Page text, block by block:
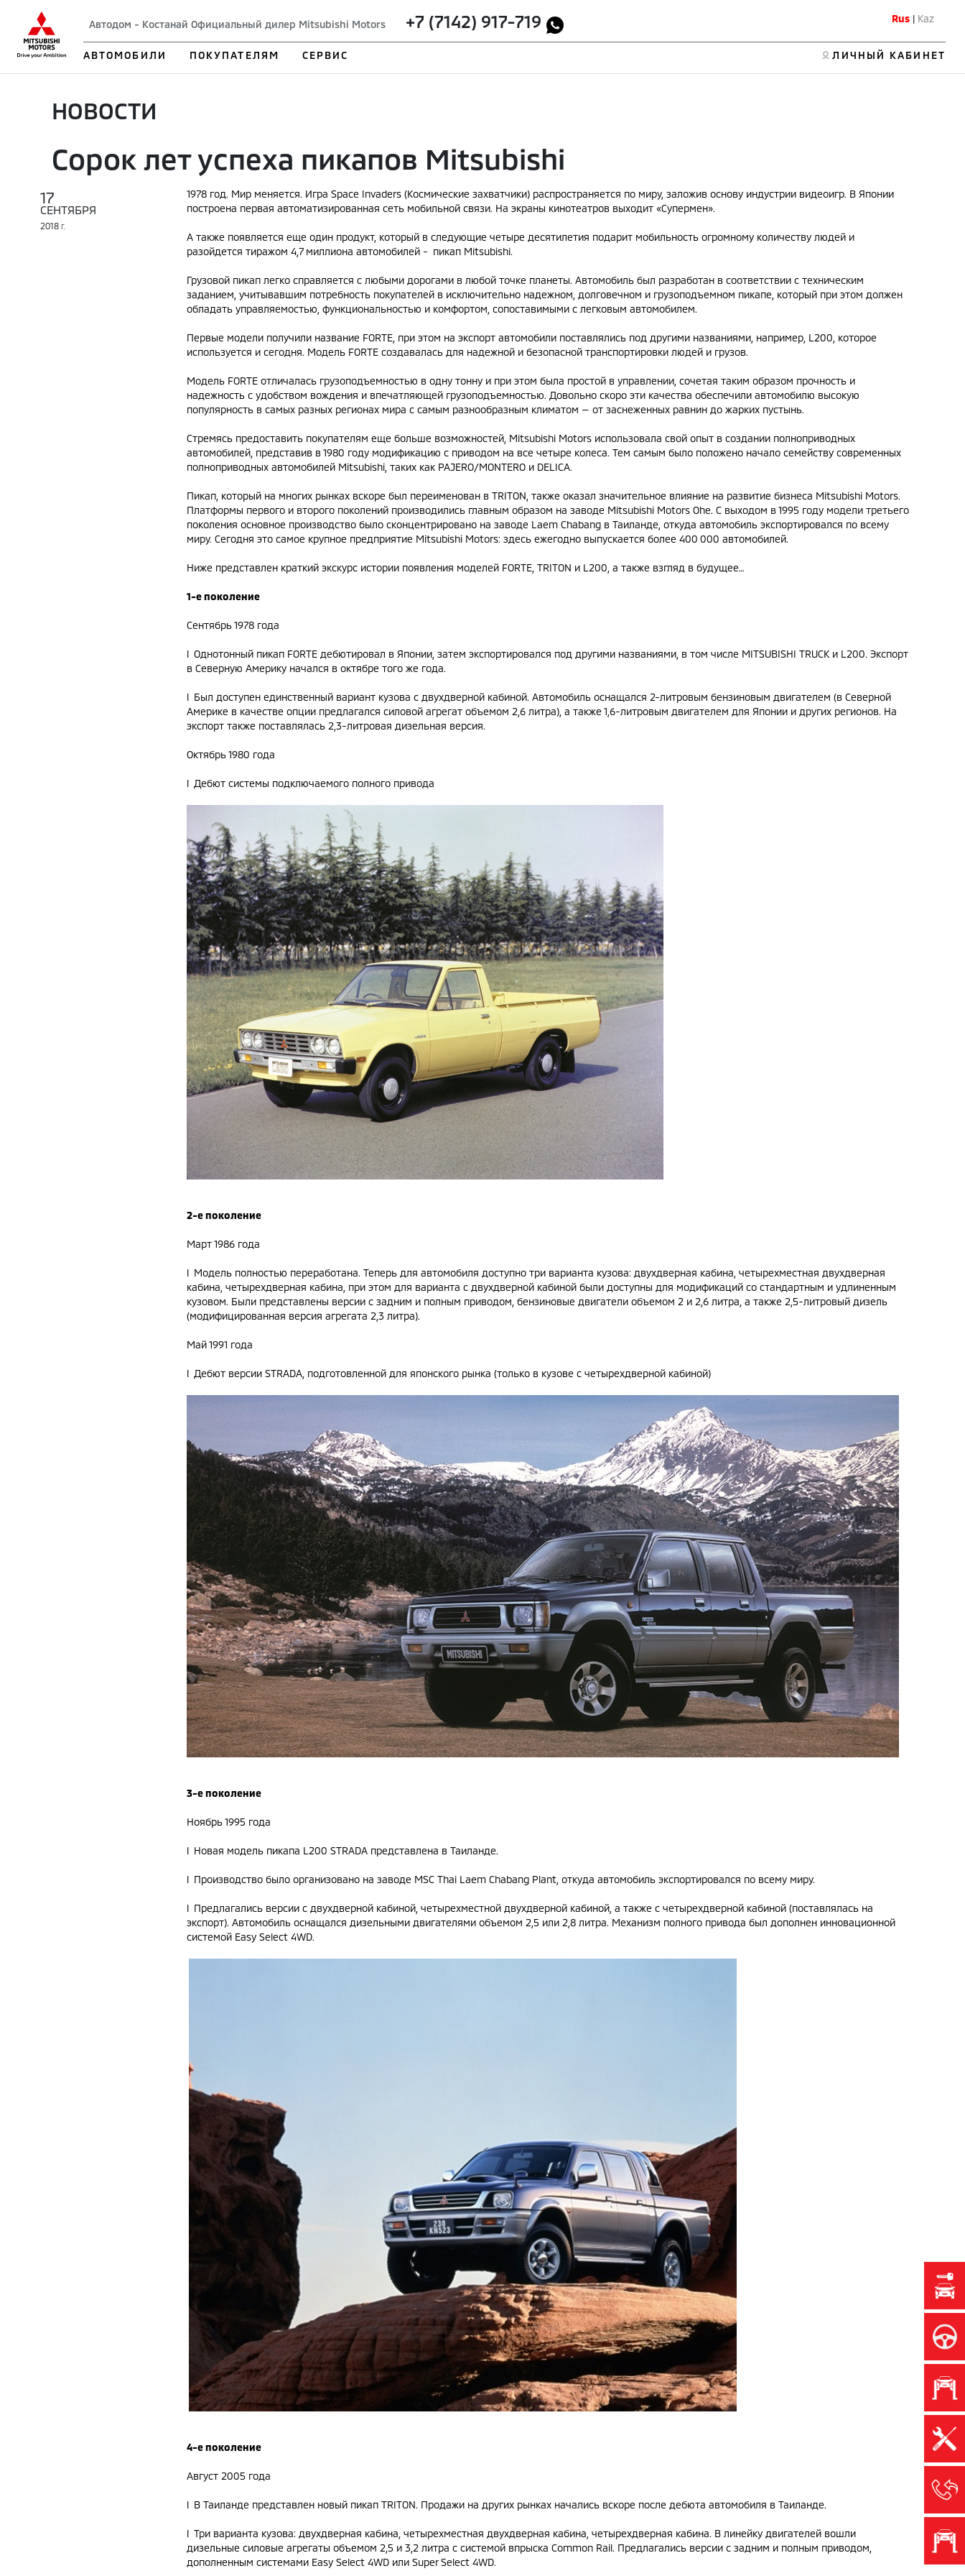
Автодом - Костанай Официальный дилер Mitsubishi Motors +7 (7142) 917-719 Rus| Kaz
АВТОМОБИЛИ ПОКУПАТЕЛЯМ СЕРВИС ЛИЧНЫЙ КАБИНЕТ
НОВОСТИ
Сорок лет успеха пикапов Mitsubishi
17
СЕНТЯБРЯ
2018 Г.
1978 год. Мир меняется. Игра Space Invaders (Космические захватчики) распространяется по миру, заложив основу индустрии видеоигр. В Японии
построена первая автоматизированная сеть мобильной связи. На экраны кинотеатров выходит «Супермен».
А также появляется еще один продукт, который в следующие четыре десятилетия подарит мобильность огромному количеству людей и
разойдется тиражом 4,7 миллиона автомобилей - пикап Mitsubishi.
Грузовой пикап легко справляется с любыми дорогами в любой точке планеты. Автомобиль был разработан в соответствии с техническим
заданием, учитывавшим потребность покупателей в исключительно надежном, долговечном и грузоподъемном пикапе, который при этом должен
обладать управляемостью, функциональностью и комфортом, сопоставимыми с легковым автомобилем.
Первые модели получили название FORTE, при этом на экспорт автомобили поставлялись под другими названиями, например, L200, которое
используется и сегодня. Модель FORTE создавалась для надежной и безопасной транспортировки людей и грузов.
Модель FORTE отличалась грузоподъемностью в одну тонну и при этом была простой в управлении, сочетая таким образом прочность и
надежность с удобством вождения и впечатляющей грузоподъемностью. Довольно скоро эти качества обеспечили автомобилю высокую
популярность в самых разных регионах мира с самым разнообразным климатом — от заснеженных равнин до жарких пустынь.
Стремясь предоставить покупателям еще больше возможностей, Mitsubishi Motors использовала свой опыт в создании полноприводных
автомобилей, представив в 1980 году модификацию с приводом на все четыре колеса. Тем самым было положено начало семейству современных
полноприводных автомобилей Mitsubishi, таких как PAJERO/MONTERO и DELICA.
Пикап, который на многих рынках вскоре был переименован в TRITON, также оказал значительное влияние на развитие бизнеса Mitsubishi Motors.
Платформы первого и второго поколений производились главным образом на заводе Mitsubishi Motors Ohe. С выходом в 1995 году модели третьего
поколения основное производство было сконцентрировано на заводе Laem Chabang в Таиланде, откуда автомобиль экспортировался по всему
миру. Сегодня это самое крупное предприятие Mitsubishi Motors: здесь ежегодно выпускается более 400 000 автомобилей.
Ниже представлен краткий экскурс истории появления моделей FORTE, TRITON и L200, а также взгляд в будущее…
1-е поколение
Сентябрь 1978 года
l Однотонный пикап FORTE дебютировал в Японии, затем экспортировался под другими названиями, в том числе MITSUBISHI TRUCK и L200. Экспорт
в Северную Америку начался в октябре того же года.
l Был доступен единственный вариант кузова с двухдверной кабиной. Автомобиль оснащался 2-литровым бензиновым двигателем (в Северной
Америке в качестве опции предлагался силовой агрегат объемом 2,6 литра), а также 1,6-литровым двигателем для Японии и других регионов. На
экспорт также поставлялась 2,3-литровая дизельная версия.
Октябрь 1980 года
l Дебют системы подключаемого полного привода
2-е поколение
Март 1986 года
l Модель полностью переработана. Теперь для автомобиля доступно три варианта кузова: двухдверная кабина, четырехместная двухдверная
кабина, четырехдверная кабина, при этом для варианта с двухдверной кабиной были доступны для модификаций со стандартным и удлиненным
кузовом. Были представлены версии с задним и полным приводом, бензиновые двигатели объемом 2 и 2,6 литра, а также 2,5-литровый дизель
(модифицированная версия агрегата 2,3 литра).
Май 1991 года
l Дебют версии STRADA, подготовленной для японского рынка (только в кузове с четырехдверной кабиной)
3-е поколение
Ноябрь 1995 года
l Новая модель пикапа L200 STRADA представлена в Таиланде.
l Производство было организовано на заводе MSC Thai Laem Chabang Plant, откуда автомобиль экспортировался по всему миру.
l Предлагались версии с двухдверной кабиной, четырехместной двухдверной кабиной, а также с четырехдверной кабиной (поставлялась на
экспорт). Автомобиль оснащался дизельными двигателями объемом 2,5 или 2,8 литра. Механизм полного привода был дополнен инновационной
системой Easy Select 4WD.
4-е поколение
Август 2005 года
l В Таиланде представлен новый пикап TRITON. Продажи на других рынках начались вскоре после дебюта автомобиля в Таиланде.
l Три варианта кузова: двухдверная кабина, четырехместная двухдверная кабина, четырехдверная кабина. В линейку двигателей вошли
дизельные силовые агрегаты объемом 2,5 и 3,2 литра с системой впрыска Common Rail. Предлагались версии с задним и полным приводом,
дополненным системами Easy Select 4WD или Super Select 4WD.